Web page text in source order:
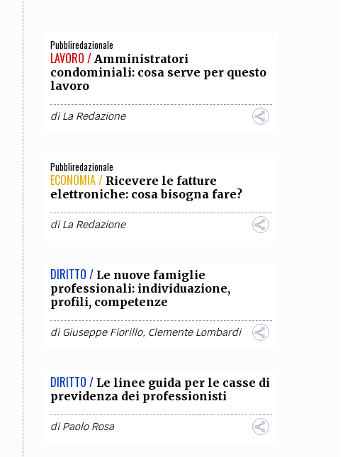
COLLABORA CON NOI
Pubbliredazionale
LAVORO / Amministratori
condominiali: cosa serve per questo
lavoro
diLa Redazione
Pubbliredazionale
ECONOMIA / Ricevere le fatture
elettroniche: cosa bisogna fare?
diLa Redazione
DIRITTO / Le nuove famiglie
professionali: individuazione,
profili, competenze
diGiuseppe Fiorillo, Clemente Lombardi
DIRITTO / Le linee guida per le casse di
previdenza dei professionisti
diPaolo Rosa